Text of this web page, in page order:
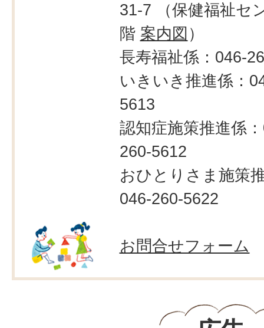
31-7 （保健福祉セ
階 案内図 ）
長寿福祉係：046-
いきいき推進係：
5613
認知症施策推進係
260-5612
おひとりさま施策
046-260-5622
お問合せフォーム